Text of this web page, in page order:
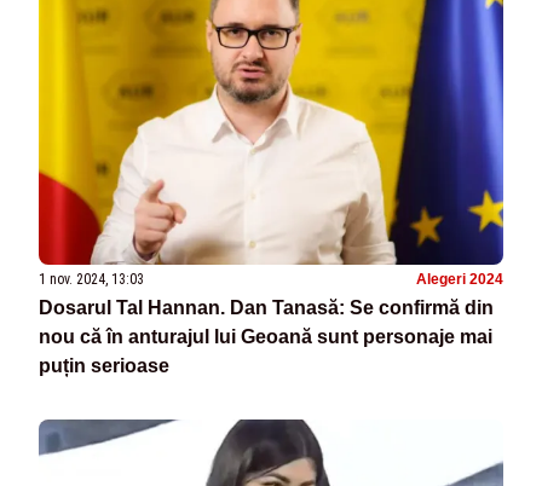
1 nov. 2024, 13:03 Alegeri 2024
Dosarul Tal Hannan. Dan Tanasă: Se confirmă din
nou că în anturajul lui Geoană sunt personaje mai
puțin serioase